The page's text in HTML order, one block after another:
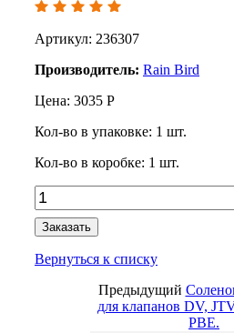
Артикул: 236307
Производитель: Rain Bird
Цена: 3035 Р
Кол-во в упаковке: 1 шт.
Кол-во в коробке: 1 шт.
Заказать
Вернуться к списку
Предыдущий
для клапанов DV,
PBE.